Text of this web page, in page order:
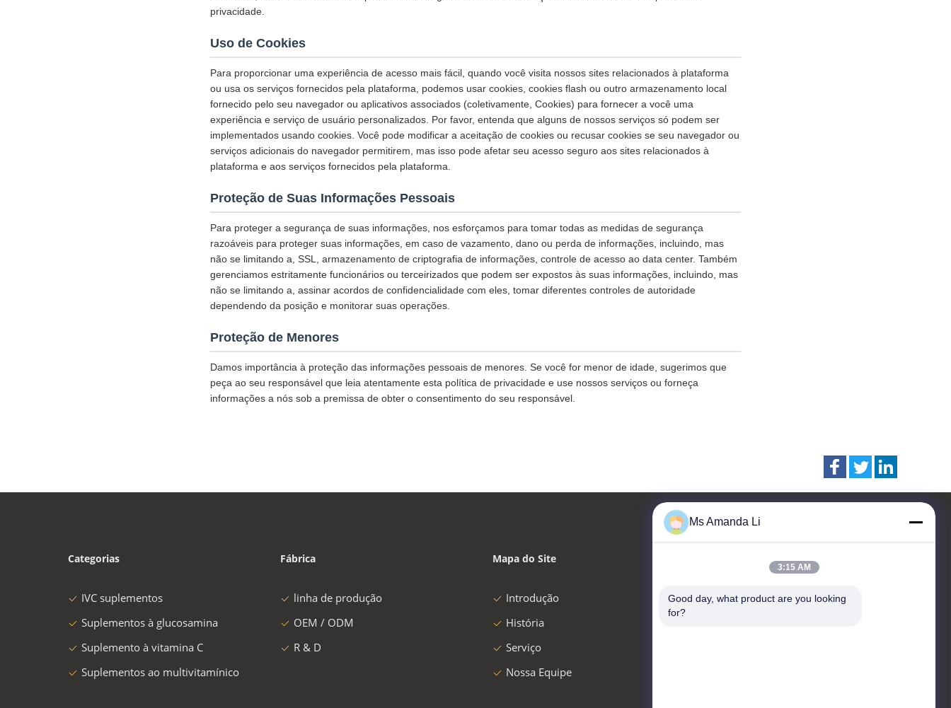
privacidade.
Uso de Cookies
Para proporcionar uma experiência de acesso mais fácil, quando você visita nossos sites relacionados à plataforma
ou usa os serviços fornecidos pela plataforma, podemos usar cookies, cookies flash ou outro armazenamento local
fornecido pelo seu navegador ou aplicativos associados (coletivamente, Cookies) para fornecer a você uma
experiência e serviço de usuário personalizados. Por favor, entenda que alguns de nossos serviços só podem ser
implementados usando cookies. Você pode modificar a aceitação de cookies ou recusar cookies se seu navegador ou
serviços adicionais do navegador permitirem, mas isso pode afetar seu acesso seguro aos sites relacionados à
plataforma e aos serviços fornecidos pela plataforma.
Proteção de Suas Informações Pessoais
Para proteger a segurança de suas informações, nos esforçamos para tomar todas as medidas de segurança
razoáveis para proteger suas informações, em caso de vazamento, dano ou perda de informações, incluindo, mas
não se limitando a, SSL, armazenamento de criptografia de informações, controle de acesso ao data center. Também
gerenciamos estritamente funcionários ou terceirizados que podem ser expostos às suas informações, incluindo, mas
não se limitando a, assinar acordos de confidencialidade com eles, tomar diferentes controles de autoridade
dependendo da posição e monitorar suas operações.
Proteção de Menores
Damos importância à proteção das informações pessoais de menores. Se você for menor de idade, sugerimos que
peça ao seu responsável que leia atentamente esta política de privacidade e use nossos serviços ou forneça
informações a nós sob a premissa de obter o consentimento do seu responsável.
Categorias
IVC suplementos
Suplementos à glucosamina
Suplemento à vitamina C
Suplementos ao multivitamínico
Fábrica
linha de produção
OEM / ODM
R & D
Mapa do Site
Introdução
História
Serviço
Nossa Equipe
Dongguan Bai-tong Hardware
Machinery Factory
Ms Amanda Li
3:15 AM
Good day, what product are you looking
for?